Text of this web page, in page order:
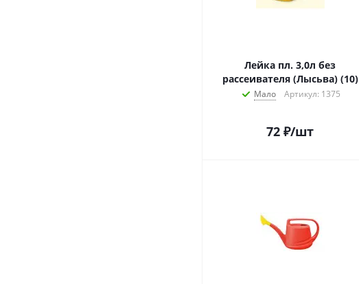
Лейка пл. 3,0л без
рассеивателя (Лысьва) (10)
Мало Артикул: 1375
72 ₽/шт